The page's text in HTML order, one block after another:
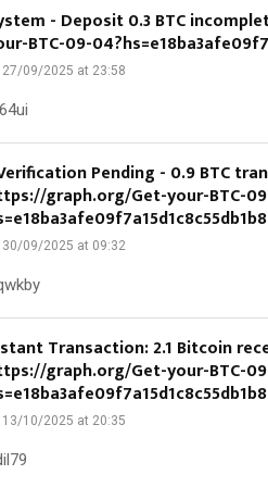
- Deposit 0.3 BTC
BTC-09-
27/09/2025 at 23:58
Verification Pending - 0.9 BTC
graph.org/Get-your-BTC-
30/09/2025 at 09:32
Transaction: 2.1 Bitcoin
graph.org/Get-your-BTC-
13/10/2025 at 20:35